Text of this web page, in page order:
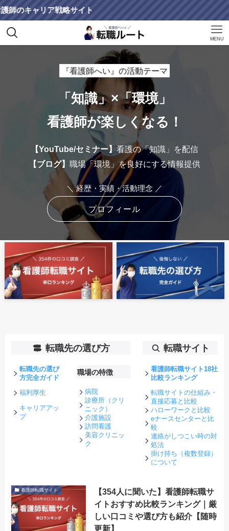
MENU
『看護師へい』の活動テーマ
「知識」×「環境」
看護師が楽しくなる！
【YouTube/セミナー】看護の「知識」を配信
【ブログ】職場「環境」を良好にする情報提供
＼ 経歴・実績・活動理念 ／
プロフィール
転職先の選び方
転職先の選び
方完全ガイド
福利厚生
キャリアアッ
プ
職場の特徴
病院
診療所（クリ
ニック）
介護施設
訪問看護
美容クリニッ
ク
転職サイト
看護師転職サイト18社
比較ランキング
転職サイトの仕組み・
直接応募と比較
ハローワークと比較
eナースセンターと比
較
連絡がしつこい時の対
処法
掛け持ち（複数登録）
について
看護師転職サイト
【354人に聞いた】看護師転職サ
イトおすすめ比較ランキング｜厳
しい口コミや選び方も紹介【随時
更新】